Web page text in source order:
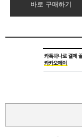
바로 구매하기